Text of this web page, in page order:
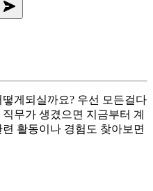
게되실까요? 우선 모든걸다
무가 생겼으면 지금부터 계
활동이나 경험도 찾아보면